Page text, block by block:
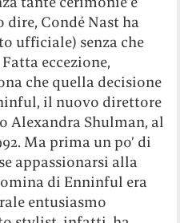
Condé Nast ha
ufficiale) senza che
eccezione,
che quella decisione
il nuovo direttore
Alexandra Shulman, al
Ma prima un po’ di
appassionarsi alla
di Enninful era
entusiasmo